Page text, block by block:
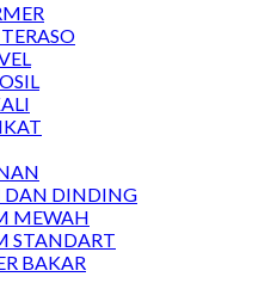
DAN DINDING
MEWAH
STANDART
BAKAR